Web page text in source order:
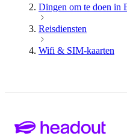
Dingen om te doen in
Reisdiensten
Wifi & SIM-kaarten